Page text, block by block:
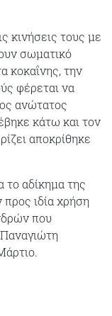
κινήσεις τους με
σωματικό
κοκαΐνης, την
φέρεται να
ανώτατος
κάτω και τον
αποκρίθηκε
το αδίκημα της
ιδία χρήση
που